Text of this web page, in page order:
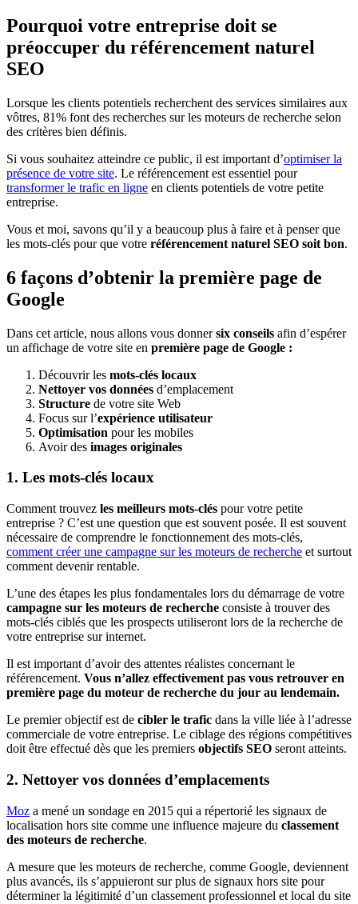
Pourquoi votre entreprise doit se
préoccuper du référencement naturel
SEO
Lorsque les clients potentiels recherchent des services similaires aux
vôtres, 81% font des recherches sur les moteurs de recherche selon
des critères bien définis.
Si vous souhaitez atteindre ce public, il est important d’optimiser la
présence de votre site. Le référencement est essentiel pour
transformer le trafic en ligne en clients potentiels de votre petite
entreprise.
Vous et moi, savons qu’il y a beaucoup plus à faire et à penser que
les mots-clés pour que votre référencement naturel SEO soit bon.
6 façons d’obtenir la première page de
Google
Dans cet article, nous allons vous donnersix conseils afin d’espérer
un affichage de votre site en première page de Google :
Découvrir les mots-clés locaux
Nettoyer vos données d’emplacement
Structure de votre site Web
Focus sur l’expérience utilisateur
Optimisation pour les mobiles
Avoir des images originales
1. Les mots-clés locaux
Comment trouvez les meilleurs mots-clés pour votre petite
entreprise ? C’est une question que est souvent posée. Il est souvent
nécessaire de comprendre le fonctionnement des mots-clés,
comment créer une campagne sur les moteurs de recherche et surtout
comment devenir rentable.
L’une des étapes les plus fondamentales lors du démarrage de votre
campagne sur les moteurs de recherche consiste à trouver des
mots-clés ciblés que les prospects utiliseront lors de la recherche de
votre entreprise sur internet.
Il est important d’avoir des attentes réalistes concernant le
référencement. Vous n’allez effectivement pas vous retrouver en
première page du moteur de recherche du jour au lendemain.
Le premier objectif est de cibler le trafic dans la ville liée à l’adresse
commerciale de votre entreprise. Le ciblage des régions compétitives
doit être effectué dès que les premiers objectifs SEO seront atteints.
2. Nettoyer vos données d’emplacements
Moz a mené un sondage en 2015 qui a répertorié les signaux de
localisation hors site comme une influence majeure du classement
des moteurs de recherche.
A mesure que les moteurs de recherche, comme Google, deviennent
plus avancés, ils s’appuieront sur plus de signaux hors site pour
déterminer la légitimité d’un classement professionnel et local du site